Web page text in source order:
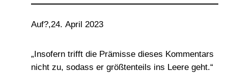
Auf?,24. April 2023
„Insofern trifft die Prämisse dieses Kommentars
nicht zu, sodass er größtenteils ins Leere geht.“